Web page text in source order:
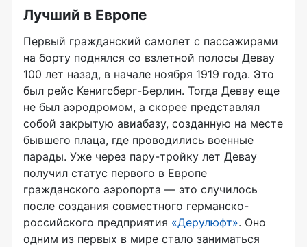
Лучший в Европе
Первый гражданский самолет с пассажирами
на борту поднялся со взлетной полосы Девау
100 лет назад, в начале ноября 1919 года. Это
был рейс Кенигсберг-Берлин. Тогда Девау еще
не был аэродромом, а скорее представлял
собой закрытую авиабазу, созданную на месте
бывшего плаца, где проводились военные
парады. Уже через пару-тройку лет Девау
получил статус первого в Европе
гражданского аэропорта — это случилось
после создания совместного германско-
российского предприятия «Дерулюфт». Оно
одним из первых в мире стало заниматься